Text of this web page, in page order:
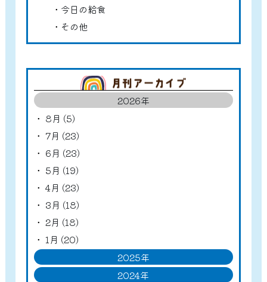
今日の給食
その他
2026年
8月 (5)
7月 (23)
6月 (23)
5月 (19)
4月 (23)
3月 (18)
2月 (18)
1月 (20)
2025年
2024年